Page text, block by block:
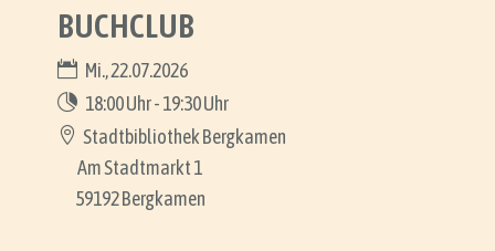
BUCHCLUB
Mi., 22.07.2026
18:00 Uhr - 19:30 Uhr
Stadtbibliothek Bergkamen
Am Stadtmarkt 1
59192 Bergkamen